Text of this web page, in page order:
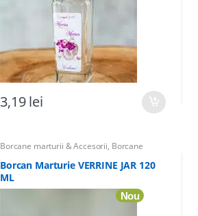
3,19lei
Borcane marturii & Accesorii, Borcane
Marturii Nunta
Totul pentru Botez
Borcan Marturie VERRINE JAR 120
ML
Nou